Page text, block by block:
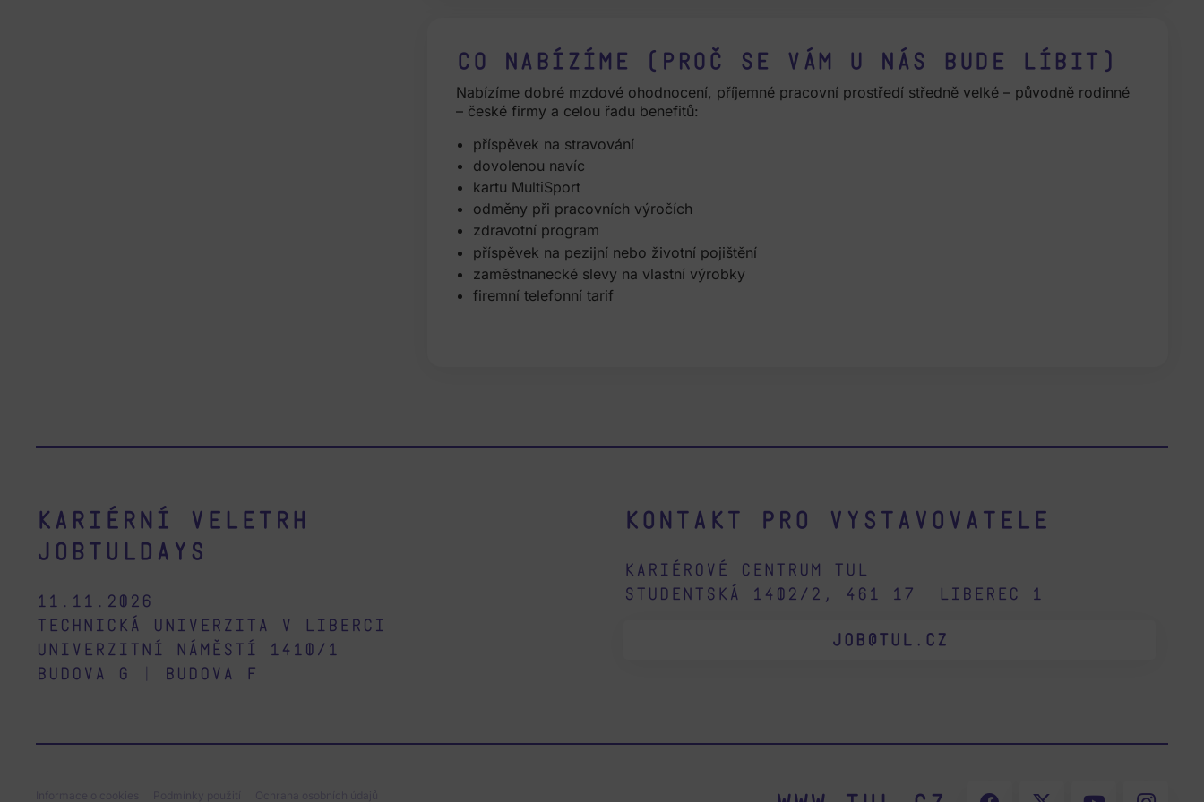
Co nabízíme (proč se vám u nás bude líbit)
Nabízíme dobré mzdové ohodnocení, příjemné pracovní prostředí středně velké – původně rodinné
– české firmy a celou řadu benefitů:
příspěvek na stravování
dovolenou navíc
kartu MultiSport
odměny při pracovních výročích
zdravotní program
příspěvek na pezijní nebo životní pojištění
zaměstnanecké slevy na vlastní výrobky
firemní telefonní tarif
Kariérní veletrh
Jobtuldays
11.11.2026
Technická univerzita v Liberci
Univerzitní náměstí 1410/1
budova G
| budova F
Kontakt pro vystavovatele
Kariérové centrum TUL
Studentská 1402/2, 461 17 Liberec 1
JOB@TUL.CZ